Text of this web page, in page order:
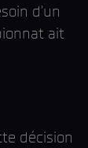
d'un
ait
décision